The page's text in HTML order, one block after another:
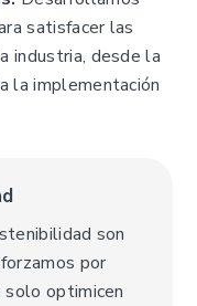
satisfacer las
industria, desde la
la implementación
son
por
optimicen